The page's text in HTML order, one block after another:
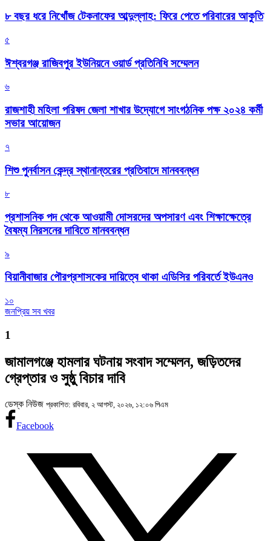
৮ বছর ধরে নিখোঁজ টেকনাফের আব্দুল্লাহ: ফিরে পেতে পরিবারের আকুতি
৫
ঈশ্বরগঞ্জ রাজিবপুর ইউনিয়নে ওয়ার্ড প্রতিনিধি সম্মেলন
৬
রাজশাহী মহিলা পরিষদ জেলা শাখার উদ্যোগে সাংগঠনিক পক্ষ ২০২৪ কর্মী
সভার আয়োজন
৭
শিশু পুনর্বাসন কেন্দ্র স্থানান্তরের প্রতিবাদে মানববন্ধন
৮
প্রশাসনিক পদ থেকে আওয়ামী দোসরদের অপসারণ এবং শিক্ষাক্ষেত্রে
বৈষম্য নিরসনের দাবিতে মানববন্ধন
৯
বিয়ানীবাজার পৌরপ্রশাসকের দায়িত্বে থাকা এডিসির পরিবর্তে ইউএনও
১০
জনপ্রিয় সব খবর
1
জামালগঞ্জে হামলার ঘটনায় সংবাদ সম্মেলন, জড়িতদের
গ্রেপ্তার ও সুষ্ঠু বিচার দাবি
ডেস্ক নিউজ প্রকাশিত: রবিবার, ২ আগস্ট, ২০২৬, ১২:০৬ পিএম
Facebook